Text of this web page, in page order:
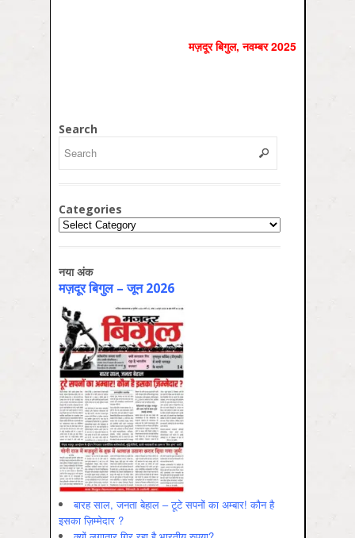
मज़दूर बिगुल, नवम्बर 2025
Search
Categories
Categories
नया अंक
मज़दूर बिगुल – जून 2026
बारह साल, जनता बेहाल – टूटे सपनों का अम्बार! कौन है
इसका ज़िम्मेदार ?